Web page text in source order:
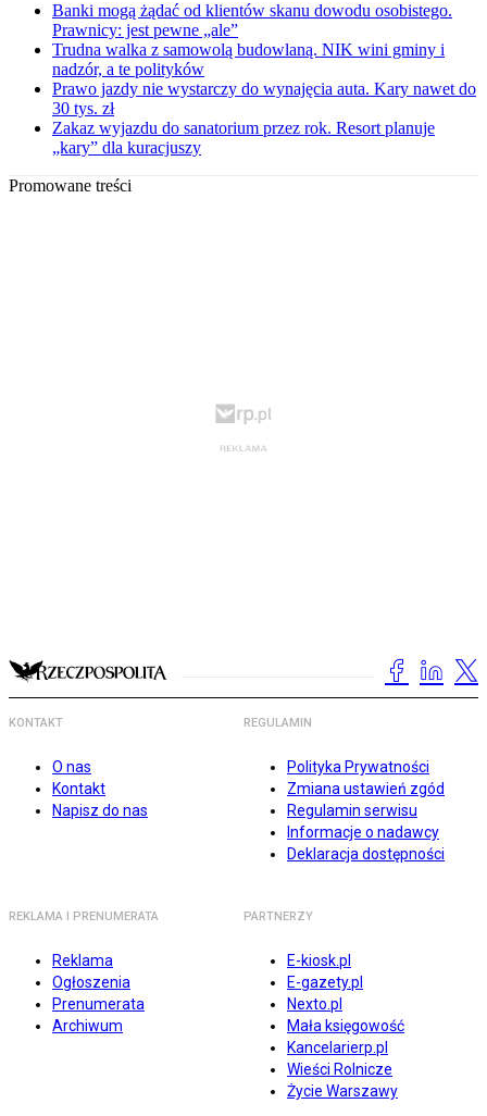
Banki mogą żądać od klientów skanu dowodu osobistego.
Prawnicy: jest pewne „ale”
Trudna walka z samowolą budowlaną. NIK wini gminy i
nadzór, a te polityków
Prawo jazdy nie wystarczy do wynajęcia auta. Kary nawet do
30 tys. zł
Zakaz wyjazdu do sanatorium przez rok. Resort planuje
„kary” dla kuracjuszy
Promowane treści
KONTAKT
O nas
Kontakt
Napisz do nas
REGULAMIN
Polityka Prywatności
Zmiana ustawień zgód
Regulamin serwisu
Informacje o nadawcy
Deklaracja dostępności
REKLAMA I PRENUMERATA
Reklama
Ogłoszenia
Prenumerata
Archiwum
PARTNERZY
E-kiosk.pl
E-gazety.pl
Nexto.pl
Mała księgowość
Kancelarierp.pl
Wieści Rolnicze
Życie Warszawy